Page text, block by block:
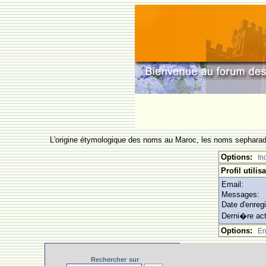
L'origine étymologique des noms au Maroc, les noms
Options:
Profil
Email:
Messages:
Date
Derni�re
Options:
Rechercher sur